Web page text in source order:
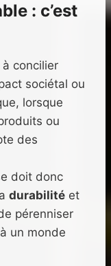
: c’est
à concilier
sociétal ou
lorsque
ou
des
doit donc
durabilité et
pérenniser
un monde